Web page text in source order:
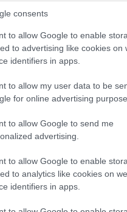
consents
to allow Google to enable
to advertising like cookies on
identifiers in apps.
to allow my user data to be
for online advertising
to allow Google to send me
advertising.
to allow Google to enable
to analytics like cookies on
identifiers in apps.
81 χρόνια από την
ιστορία της
1:11μμ